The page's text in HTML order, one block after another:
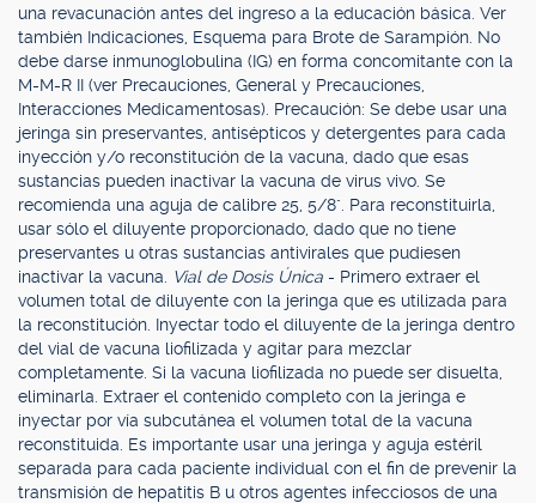
una revacunación antes del ingreso a la educación básica. Ver
también Indicaciones, Esquema para Brote de Sarampión. No
debe darse inmunoglobulina (IG) en forma concomitante con la
M-M-R II (ver Precauciones, General y Precauciones,
Interacciones Medicamentosas). Precaución: Se debe usar una
jeringa sin preservantes, antisépticos y detergentes para cada
inyección y/o reconstitución de la vacuna, dado que esas
sustancias pueden inactivar la vacuna de virus vivo. Se
recomienda una aguja de calibre 25, 5/8". Para reconstituirla,
usar sólo el diluyente proporcionado, dado que no tiene
preservantes u otras sustancias antivirales que pudiesen
inactivar la vacuna.
Vial de Dosis Única - Primero extraer el
volumen total de diluyente con la jeringa que es utilizada para
la reconstitución. Inyectar todo el diluyente de la jeringa dentro
del vial de vacuna liofilizada y agitar para mezclar
completamente. Si la vacuna liofilizada no puede ser disuelta,
eliminarla. Extraer el contenido completo con la jeringa e
inyectar por vía subcutánea el volumen total de la vacuna
reconstituida. Es importante usar una jeringa y aguja estéril
separada para cada paciente individual con el fin de prevenir la
transmisión de hepatitis B u otros agentes infecciosos de una